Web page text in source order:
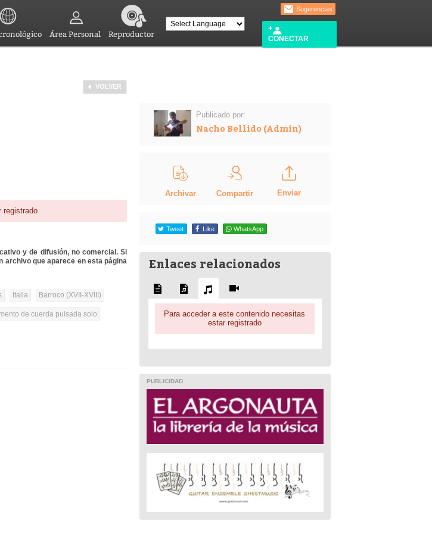
Área Personal Reproductor
Sugerencias
CONECTAR
VOLVER
registrado
y de difusión, no comercial. Si
archivo que aparece en esta página
Italia Barroco (XVII-XVIII)
de cuerda pulsada solo
Publicado por:
Nacho Bellido (Admin)
Archivar Compartir Enviar
Tweet Like WhatsApp
Enlaces relacionados
Para acceder a este contenido necesitas
estar registrado
PUBLICIDAD